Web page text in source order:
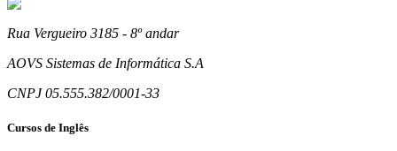
Rua Vergueiro 3185 - 8º andar
AOVS Sistemas de Informática S.A
CNPJ 05.555.382/0001-33
Cursos de Inglês